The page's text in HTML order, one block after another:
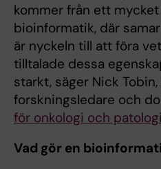
kommer från ett
bioinformatik, där
är nyckeln till att föra
tilltalade dessa
starkt, säger Nick
forskningsledare och
för onkologi och patologi
Vad gör en